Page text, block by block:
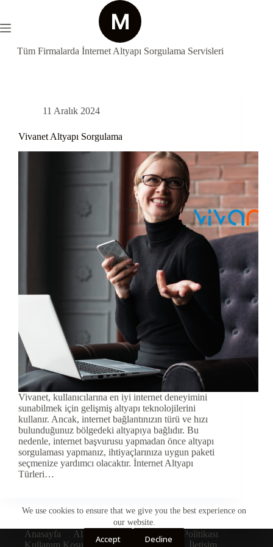
content
We use cookies to ensure that we give you the best experience on
our website.
Accept Decline
Tüm Firmalarda İnternet Altyapı Sorgulama Servisleri
11 Aralık 2024
Vivanet Altyapı Sorgulama
Vivanet, kullanıcılarına en iyi internet deneyimini
sunabilmek için gelişmiş altyapı teknolojilerini
kullanır. Ancak, internet bağlantınızın türü ve hızı
bulunduğunuz bölgedeki altyapıya bağlıdır. Bu
nedenle, internet başvurusu yapmadan önce altyapı
sorgulaması yapmanız, ihtiyaçlarınıza uygun paketi
seçmenize yardımcı olacaktır. İnternet Altyapı
Türleri…
Anasayfa Altyapı Sorgulama
Çerez Politikası
Kullanım Koşulları
Gizlilik Politikası İletişim